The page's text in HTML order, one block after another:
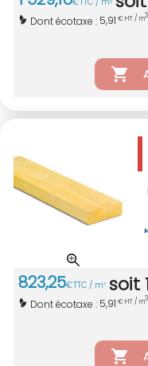
Dont écotaxe : 5,91 € HT / m3
823,25€TTC / m3 soit
Dont écotaxe : 5,91 € HT / m3